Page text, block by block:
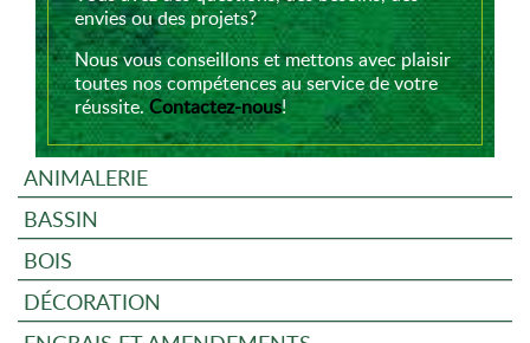
envies ou des projets?
Nous vous conseillons et mettons avec plaisir
toutes nos compétences au service de votre
réussite.Contactez-nous!
ANIMALERIE
BASSIN
BOIS
DÉCORATION